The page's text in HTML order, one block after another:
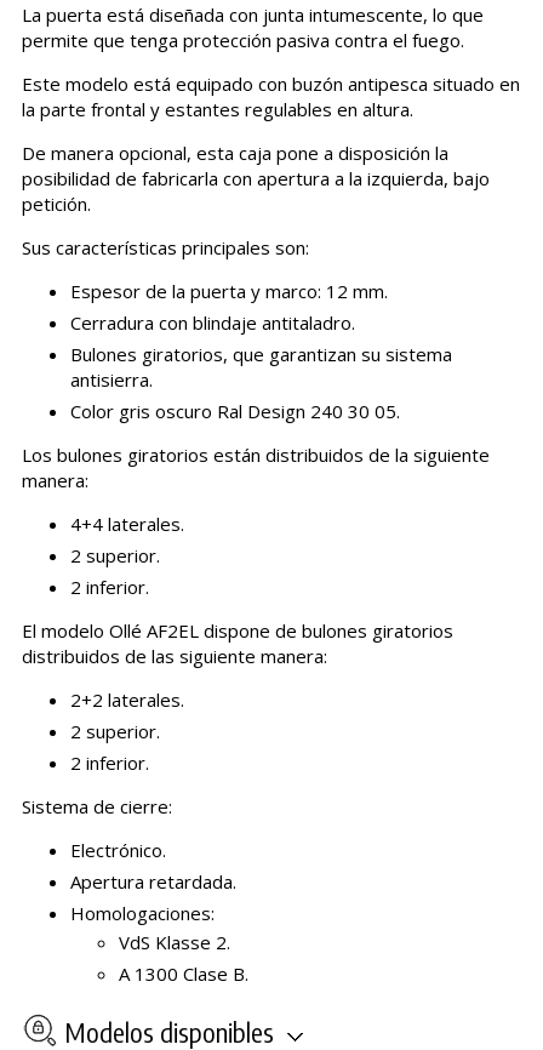
La puerta está diseñada con junta intumescente, lo que
permite que tenga protección pasiva contra el fuego.
Este modelo está equipado con buzón antipesca situado en
la parte frontal y estantes regulables en altura.
De manera opcional, esta caja pone a disposición la
posibilidad de fabricarla con apertura a la izquierda, bajo
petición.
Sus características principales son:
Espesor de la puerta y marco: 12 mm.
Cerradura con blindaje antitaladro.
Bulones giratorios, que garantizan su sistema
antisierra.
Color gris oscuro Ral Design 240 30 05.
Los bulones giratorios están distribuidos de la siguiente
manera:
4+4 laterales.
2 superior.
2 inferior.
El modelo Ollé AF2EL dispone de bulones giratorios
distribuidos de las siguiente manera:
2+2 laterales.
2 superior.
2 inferior.
Sistema de cierre:
Electrónico.
Apertura retardada.
Homologaciones:
VdS Klasse 2.
A 1300 Clase B.
Modelos disponibles